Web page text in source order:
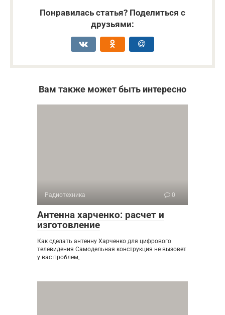
Понравилась статья? Поделиться с
друзьями:
Вам также может быть интересно
Радиотехника 0
Антенна харченко: расчет и
изготовление
Как сделать антенну Харченко для цифрового
телевидения Самодельная конструкция не вызовет
у вас проблем,